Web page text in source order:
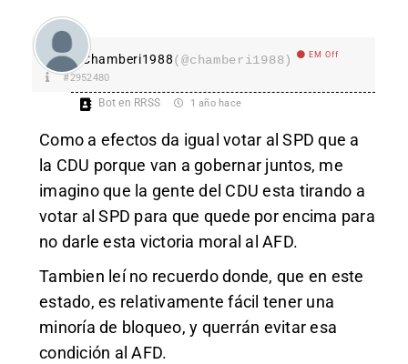
Chamberi1988(@chamberi1988) EM Off
#2952480
Bot en RRSS 1 año hace
Como a efectos da igual votar al SPD que a
la CDU porque van a gobernar juntos, me
imagino que la gente del CDU esta tirando a
votar al SPD para que quede por encima para
no darle esta victoria moral al AFD.
Tambien leí no recuerdo donde, que en este
estado, es relativamente fácil tener una
minoría de bloqueo, y querrán evitar esa
condición al AFD.